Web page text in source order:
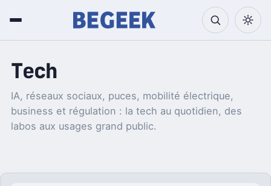
Tech
IA, réseaux sociaux, puces, mobilité électrique,
business et régulation : la tech au quotidien, des
labos aux usages grand public.